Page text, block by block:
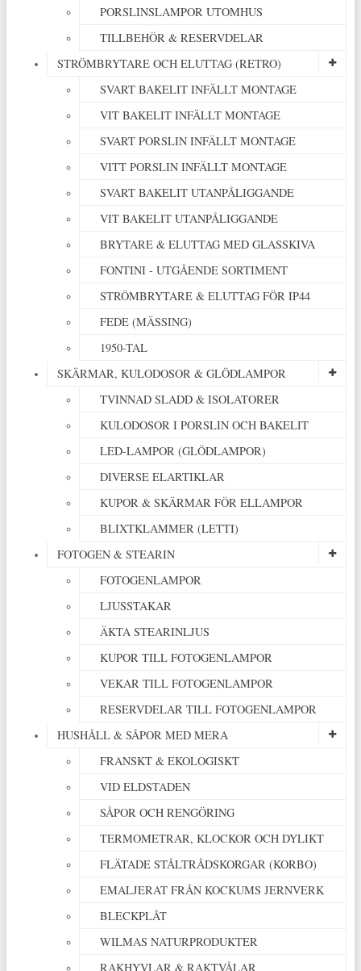
PORSLINSLAMPOR UTOMHUS
TILLBEHÖR & RESERVDELAR
STRÖMBRYTARE OCH ELUTTAG (RETRO)
SVART BAKELIT INFÄLLT MONTAGE
VIT BAKELIT INFÄLLT MONTAGE
SVART PORSLIN INFÄLLT MONTAGE
VITT PORSLIN INFÄLLT MONTAGE
SVART BAKELIT UTANPÅLIGGANDE
VIT BAKELIT UTANPÅLIGGANDE
BRYTARE & ELUTTAG MED GLASSKIVA
FONTINI - UTGÅENDE SORTIMENT
STRÖMBRYTARE & ELUTTAG FÖR IP44
FEDE (MÄSSING)
1950-TAL
SKÄRMAR, KULODOSOR & GLÖDLAMPOR
TVINNAD SLADD & ISOLATORER
KULODOSOR I PORSLIN OCH BAKELIT
LED-LAMPOR (GLÖDLAMPOR)
DIVERSE ELARTIKLAR
KUPOR & SKÄRMAR FÖR ELLAMPOR
BLIXTKLAMMER (LETTI)
FOTOGEN & STEARIN
FOTOGENLAMPOR
LJUSSTAKAR
ÄKTA STEARINLJUS
KUPOR TILL FOTOGENLAMPOR
VEKAR TILL FOTOGENLAMPOR
RESERVDELAR TILL FOTOGENLAMPOR
HUSHÅLL & SÅPOR MED MERA
FRANSKT & EKOLOGISKT
VID ELDSTADEN
SÅPOR OCH RENGÖRING
TERMOMETRAR, KLOCKOR OCH DYLIKT
FLÄTADE STÅLTRÅDSKORGAR (KORBO)
EMALJERAT FRÅN KOCKUMS JERNVERK
BLECKPLÅT
WILMAS NATURPRODUKTER
RAKHYVLAR & RAKTVÅLAR